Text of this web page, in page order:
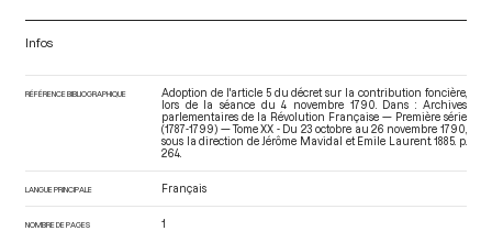
Infos
RÉFÉRENCE BIBLIOGRAPHIQUE
Adoption de l'article 5 du décret sur la contribution foncière,
lors de la séance du 4 novembre 1790. Dans : Archives
parlementaires de la Révolution Française — Première série
(1787-1799) — Tome XX - Du 23 octobre au 26 novembre 1790
sous la direction de Jérôme Mavidal et Emile Laurent. 1885. p.
264.
LANGUE PRINCIPALE Français
NOMBRE DE PAGES 1